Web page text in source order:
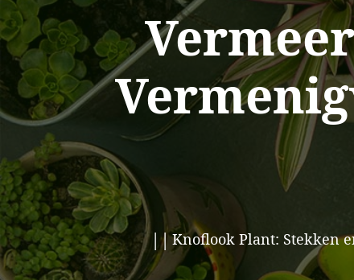
Knoflook Plant: Stekken